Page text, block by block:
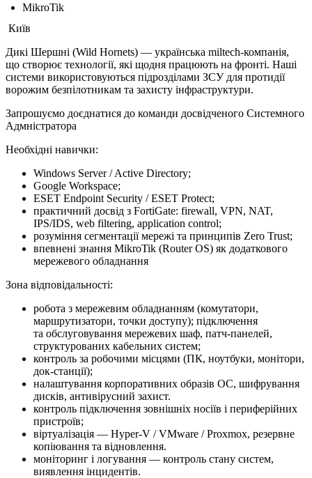
MikroTik
Київ
Дикі Шершні (Wild Hornets) — українська miltech-компанія,
що створює технології, які щодня працюють на фронті. Наші
системи використовуються підрозділами ЗСУ для протидії
ворожим безпілотникам та захисту інфраструктури.
Запрошуємо доєднатися до команди досвідченого Системного
Адмністратора
Необхідні навички:
Windows Server / Active Directory;
Google Workspace;
ESET Endpoint Security / ESET Protect;
практичний досвід з FortiGate: firewall, VPN, NAT,
IPS/IDS, web filtering, application control;
розуміння сегментації мережі та принципів Zero Trust;
впевнені знання MikroTik (Router OS) як додаткового
мережевого обладнання
Зона відповідальності:
робота з мережевим обладнанням (комутатори,
маршрутизатори, точки доступу); підключення
та обслуговування мережевих шаф, патч-панелей,
структурованих кабельних систем;
контроль за робочими місцями (ПК, ноутбуки, монітори,
док-станції);
налаштування корпоративних образів ОС, шифрування
дисків, антивірусний захист.
контроль підключення зовнішніх носіїв і периферійних
пристроїв;
віртуалізація — Hyper-V / VMware / Proxmox, резервне
копіювання та відновлення.
моніторинг і логування — контроль стану систем,
виявлення інцидентів.